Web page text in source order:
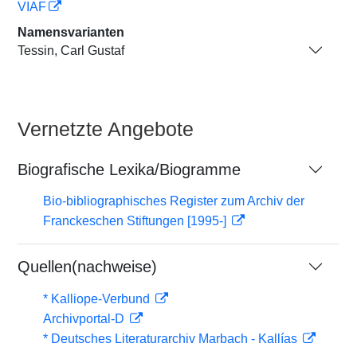
VIAF
Namensvarianten
Tessin, Carl Gustaf
Vernetzte Angebote
Biografische Lexika/Biogramme
Bio-bibliographisches Register zum Archiv der
Franckeschen Stiftungen [1995-]
Quellen(nachweise)
* Kalliope-Verbund
Archivportal-D
* Deutsches Literaturarchiv Marbach - Kallías